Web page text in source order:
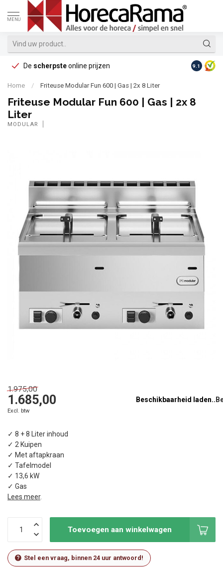
MENU
De scherpsteonline prijzen Op
9.1
Home / Friteuse Modular Fun 600 | Gas | 2x 8 Liter
Friteuse Modular Fun 600 | Gas | 2x 8
Liter
MODULAR
1.975,00
1.685,00
Excl. btw
Beschikbaarheid laden..
✓ 8 + 8 Liter inhoud
✓ 2 Kuipen
✓ Met aftapkraan
✓ Tafelmodel
✓ 13,6 kW
✓ Gas
Lees meer.
Toevoegen aan winkelwagen
Stel een vraag, binnen 24 uur antwoord!